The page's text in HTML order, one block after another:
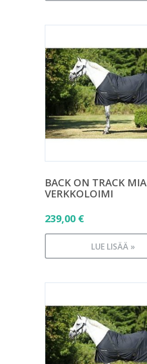
BACK ON TRACK MIA
VERKKOLOIMI
239,00 €
LUE LISÄÄ »